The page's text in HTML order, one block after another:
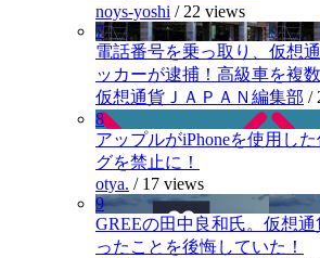
noys-yoshi / 22 views
7
電話番号を乗っ取り、仮想
ッカーが逮捕！高級車を複
仮想通貨ＪＡＰＡＮ編集部 /
8
アップルがiPhoneを使用し
グを禁止に！
otya. / 17 views
9
GREEの田中良和氏。仮想
ったことを後悔していた！